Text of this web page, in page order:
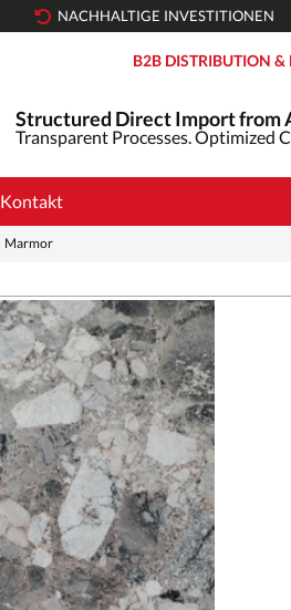
NACHHALTIGE INVESTITIONEN
B2B DISTRIBUTION &
Structured Direct Import from
Transparent Processes. Optimized
Kontakt
Marmor